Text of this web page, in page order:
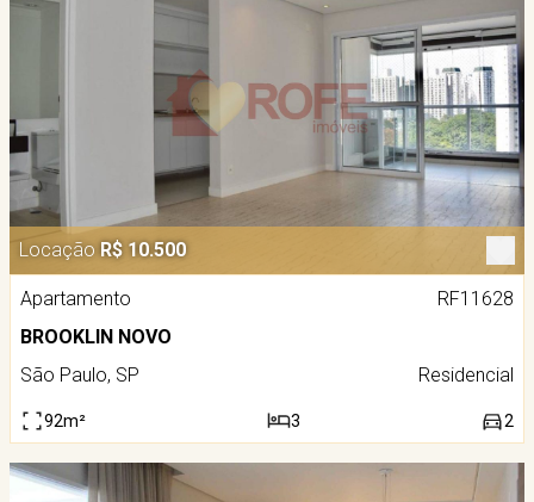
Locação R$ 10.500
Apartamento
RF11628
BROOKLIN NOVO
São Paulo, SP
Residencial
92m² 3 2